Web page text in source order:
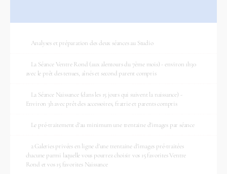
Analyses et préparation des deux séances au Studio
La Séance Ventre Rond (aux alentours du 7ème mois) - environ 1h30
avec le prêt des tenues, aînés et second parent compris
La Séance Naissance (dans les 15 jours qui suivent la naissance) -
Environ 3h avec prêt des accessoires, fratrie et parents compris
Le pré-traitement d'au minimum une trentaine d'images par séance
2 Galeries privées en ligne d'une trentaine d'images pré-traitées
chacune parmi laquelle vous pourrez choisir vos 15 favorites Ventre
Rond et vos 15 favorites Naissance